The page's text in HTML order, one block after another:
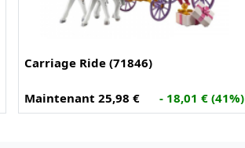
Carriage Ride (71846)
Maintenant 25,98 € - 18,01 € (41%)